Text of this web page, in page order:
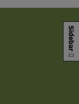
Sidebar